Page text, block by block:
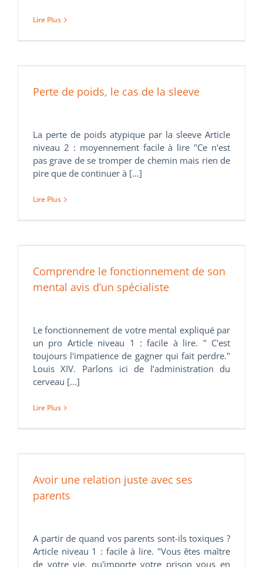
Lire Plus
Perte de poids, le cas de la sleeve
La perte de poids atypique par la sleeve Article
niveau 2 : moyennement facile à lire "Ce n'est
pas grave de se tromper de chemin mais rien de
pire que de continuer à [...]
Lire Plus
Comprendre le fonctionnement de son
mental avis d’un spécialiste
Le fonctionnement de votre mental expliqué par
un pro Article niveau 1 : facile à lire. " C'est
toujours l'impatience de gagner qui fait perdre."
Louis XIV. Parlons ici de l’administration du
cerveau [...]
Lire Plus
Avoir une relation juste avec ses
parents
A partir de quand vos parents sont-ils toxiques ?
Article niveau 1 : facile à lire. "Vous êtes maître
de votre vie, qu'importe votre prison vous en